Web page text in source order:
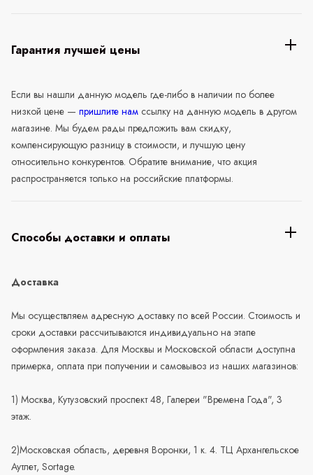
Гарантия лучшей цены
Если вы нашли данную модель где-либо в наличии по более
низкой цене — пришлите нам ссылку на данную модель в другом
магазине. Мы будем рады предложить вам скидку,
компенсирующую разницу в стоимости, и лучшую цену
относительно конкурентов. Обратите внимание, что акция
распространяется только на российские платформы.
Способы доставки и оплаты
Доставка
Мы осуществляем адресную доставку по всей России. Стоимость и
сроки доставки рассчитываются индивидуально на этапе
оформления заказа. Для Москвы и Московской области доступна
примерка, оплата при получении и самовывоз из наших магазинов:
1) Москва, Кутузовский проспект 48, Галереи "Времена Года", 3
этаж.
2)Московская область, деревня Воронки, 1 к. 4. ТЦ Архангельское
Аутлет, Sortage.